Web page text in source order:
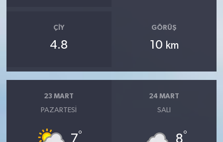
ÇIY
4.8
GÖRÜŞ
10 km
23 MART
PAZARTESI
7°
24 MART
SALI
8°